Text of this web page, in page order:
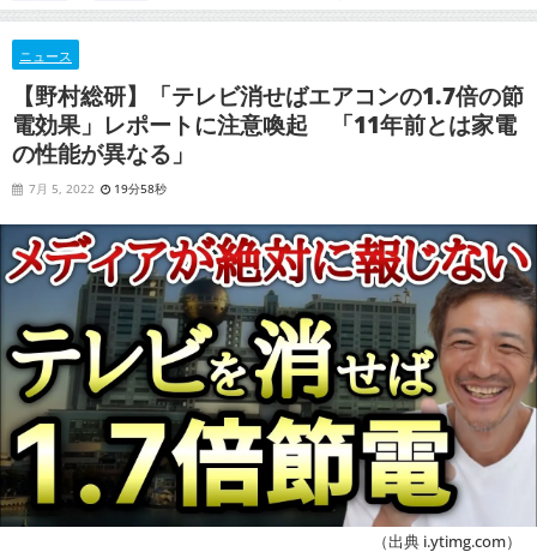
レポートに注意喚起 「11年前とは家電の性能が異なる」
ニュース
【野村総研】「テレビ消せばエアコンの1.7倍の節
電効果」レポートに注意喚起 「11年前とは家電
の性能が異なる」
7月 5, 2022 19分58秒
（出典 i.ytimg.com）